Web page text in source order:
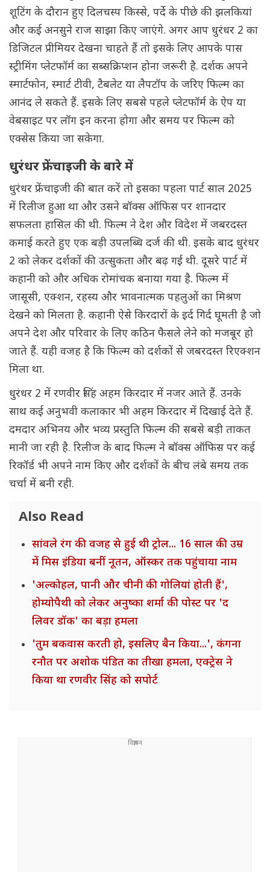
शूटिंग के दौरान हुए दिलचस्प किस्से, पर्दे के पीछे की झलकियां
और कई अनसुने राज साझा किए जाएंगे. अगर आप धुरंधर 2 का
डिजिटल प्रीमियर देखना चाहते हैं तो इसके लिए आपके पास
स्ट्रीमिंग प्लेटफॉर्म का सब्सक्रिप्शन होना जरूरी है. दर्शक अपने
स्मार्टफोन, स्मार्ट टीवी, टैबलेट या लैपटॉप के जरिए फिल्म का
आनंद ले सकते हैं. इसके लिए सबसे पहले प्लेटफॉर्म के ऐप या
वेबसाइट पर लॉग इन करना होगा और समय पर फिल्म को
एक्सेस किया जा सकेगा.
धुरंधर फ्रेंचाइजी के बारे में
धुरंधर फ्रेंचाइजी की बात करें तो इसका पहला पार्ट साल 2025
में रिलीज हुआ था और उसने बॉक्स ऑफिस पर शानदार
सफलता हासिल की थी. फिल्म ने देश और विदेश में जबरदस्त
कमाई करते हुए एक बड़ी उपलब्धि दर्ज की थी. इसके बाद धुरंधर
2 को लेकर दर्शकों की उत्सुकता और बढ़ गई थी. दूसरे पार्ट में
कहानी को और अधिक रोमांचक बनाया गया है. फिल्म में
जासूसी, एक्शन, रहस्य और भावनात्मक पहलुओं का मिश्रण
देखने को मिलता है. कहानी ऐसे किरदारों के इर्द गिर्द घूमती है जो
अपने देश और परिवार के लिए कठिन फैसले लेने को मजबूर हो
जाते हैं. यही वजह है कि फिल्म को दर्शकों से जबरदस्त रिएक्शन
मिला था.
धुरंधर 2 में रणवीर सिंह अहम किरदार में नजर आते हैं. उनके
साथ कई अनुभवी कलाकार भी अहम किरदार में दिखाई देते हैं.
दमदार अभिनय और भव्य प्रस्तुति फिल्म की सबसे बड़ी ताकत
मानी जा रही है. रिलीज के बाद फिल्म ने बॉक्स ऑफिस पर कई
रिकॉर्ड भी अपने नाम किए और दर्शकों के बीच लंबे समय तक
चर्चा में बनी रही.
Also Read
सांवले रंग की वजह से हुई थी ट्रोल... 16 साल की उम्र
में मिस इंडिया बनीं नूतन, ऑस्कर तक पहुंचाया नाम
'अल्कोहल, पानी और चीनी की गोलियां होती हैं',
होम्योपैथी को लेकर अनुष्का शर्मा की पोस्ट पर 'द
लिवर डॉक' का बड़ा हमला
'तुम बकवास करती हो, इसलिए बैन किया...', कंगना
रनौत पर अशोक पंडित का तीखा हमला, एक्ट्रेस ने
किया था रणवीर सिंह को सपोर्ट